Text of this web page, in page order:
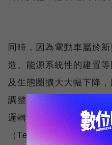
同時，因為電動車屬於
造、能源系統性的建置
及生態圈擴大大幅下降
調整售價的機會。而且
邏輯的舉動，因為美國
（Tesla）就是如此。